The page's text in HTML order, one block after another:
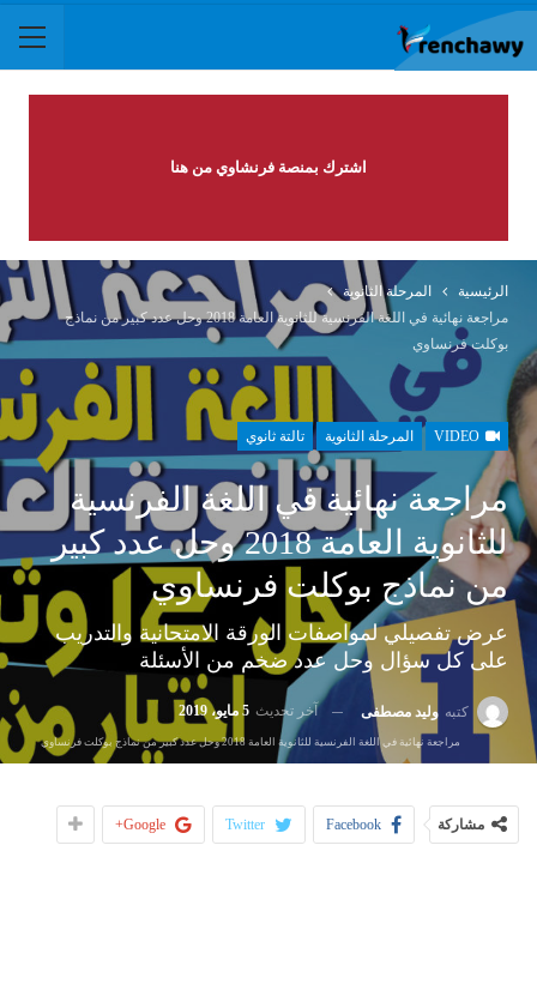
اشترك بمنصة فرنشاوي من هنا
الرئيسية
المرحلة الثانوية
مراجعة نهائية في اللغة الفرنسية للثانوية العامة 2018 وحل عدد كبير من نماذج
بوكلت فرنساوي
المرحلة الثانوية تالتة ثانوي
مراجعة نهائية في اللغة الفرنسية
للثانوية العامة 2018 وحل عدد كبير
من نماذج بوكلت فرنساوي
عرض تفصيلي لمواصفات الورقة الامتحانية والتدريب
على كل سؤال وحل عدد ضخم من الأسئلة
كتبه وليد مصطفى آخر تحديث 5 مايو، 2019
مراجعة نهائية في اللغة الفرنسية للثانوية العامة 2018 وحل عدد كبير من نماذج بوكلت فرنساوي
مشاركة Facebook
Twitter
Google+